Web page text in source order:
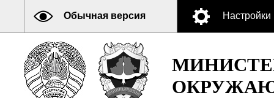
Обычная версия Настройки